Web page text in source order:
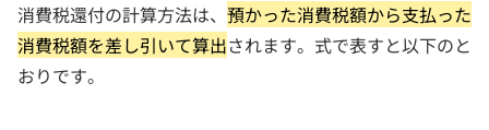
消費税還付の計算方法は、 預かった消費税額から支払った
消費税額を差し引いて算出されます。式で表すと以下のと
おりです。